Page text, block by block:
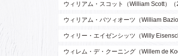
ウィリアム・スコット（William Scott）（2
ウィリアム・バツィオーツ（William
ウィリー・エイゼンシッツ（Willy
ウィレム・デ・クーニング（Willem de